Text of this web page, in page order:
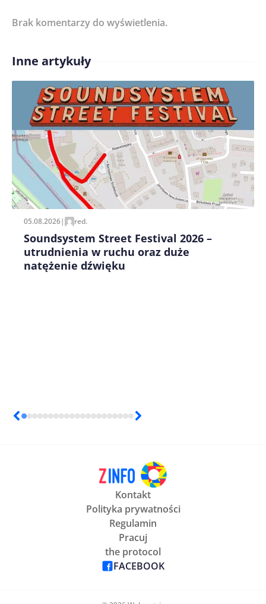
Treść komentarza*
Imię/ Nick*
Zapamiętaj moje dane w tej przeglądarce podczas
pisania kolejnych komentarzy.
Brak komentarzy do wyświetlenia.
Inne artykuły
05.08.2026| red.
Soundsystem Street Festival 2026 –
utrudnienia w ruchu oraz duże
natężenie dźwięku
Kontakt
Polityka prywatności
Regulamin
Pracuj
the protocol
FACEBOOK